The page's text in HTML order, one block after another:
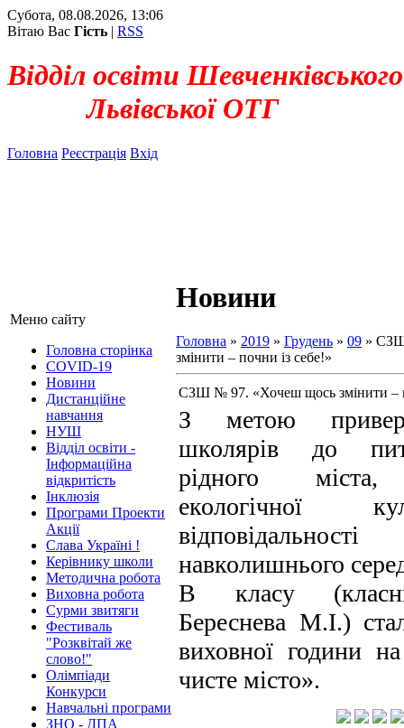
Субота, 08.08.2026, 13:06
Вітаю Вас Гість | RSS
Відділ освіти
Львівської ОТГ
Головна Реєстрація Вхід
Меню сайту
Головна сторінка
COVID-19
Новини
Дистанційне
навчання
НУШ
Відділ освіти -
Інформаційна
відкритість
Інклюзія
Програми Проекти
Акції
Слава Україні !
Керівнику школи
Методична робота
Виховна робота
Сурми звитяги
Фестиваль
"Розквітай же
слово!"
Олімпіади
Конкурси
Навчальні програми
ЗНО - ДПА
Новини
Головна » 2019 » Грудень » 09 »
змінити – почни із себе!»
СЗШ № 97. «Хочеш щось змінити –
З метою
школярів до
рідного міста,
екологічної
навколишнього
В класу
Береснева М.І.)
виховної години
чисте місто».